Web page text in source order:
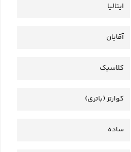
ایتالیا
آقایان
کلاسیک
کوارتز (باتری)
ساده